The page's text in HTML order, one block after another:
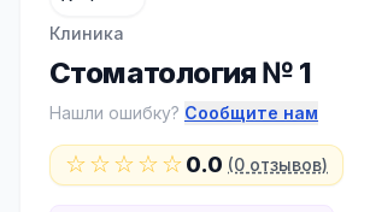
Клиника
Стоматология № 1
Нашли ошибку? Сообщите нам
☆☆☆☆☆0.0 (0 отзывов)